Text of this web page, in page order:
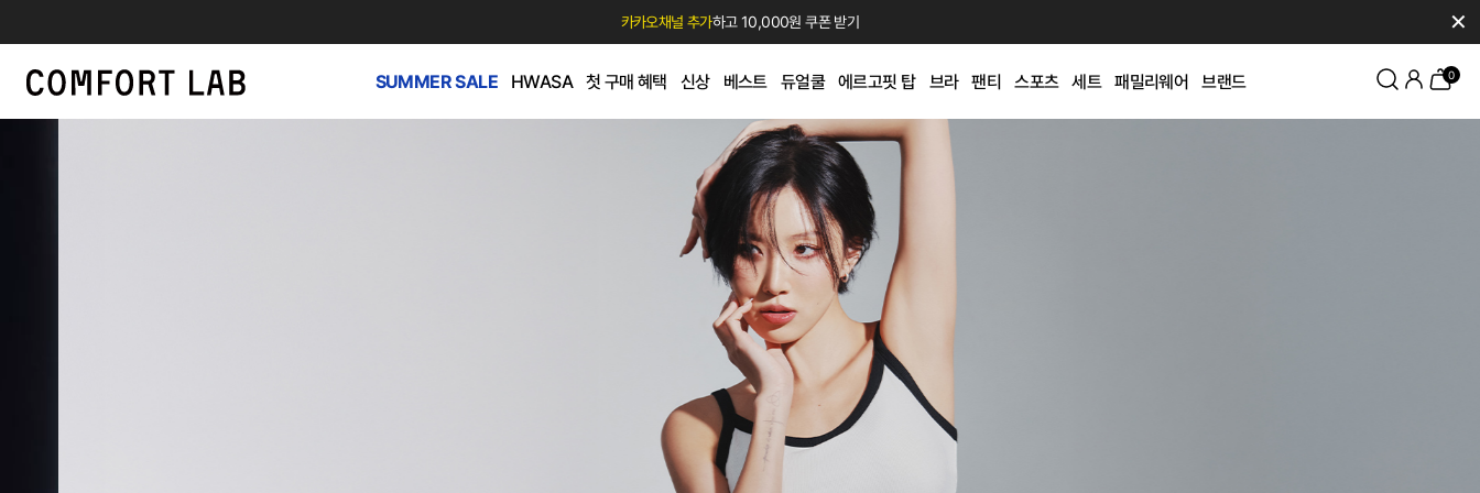
카카오채널 추가하고 10,000원 쿠폰 받기 ✕
SUMMER SALE HWASA 첫 구매 혜택 신상 베스트 듀얼쿨 에르고핏 탑 브라 팬티 스포츠 세트 패밀리웨어 브랜드 0